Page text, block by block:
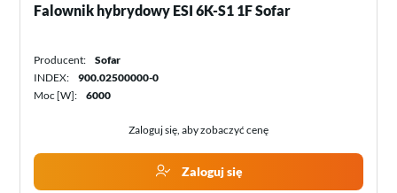
Falownik hybrydowy ESI 6K-S1 1F Sofar
Producent:
Sofar
INDEX:
900.02500000-0
Moc [W]:
6000
Zaloguj się, aby zobaczyć cenę
Zaloguj się